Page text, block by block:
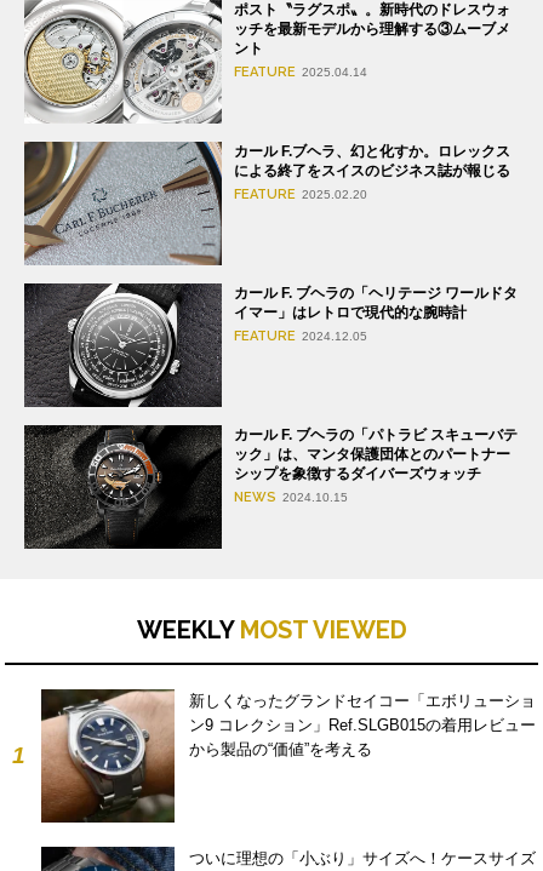
ポスト〝ラグスポ〟。新時代のドレスウォ
ッチを最新モデルから理解する③ムーブメ
ント
FEATURE 2025.04.14
カール F.ブヘラ、幻と化すか。ロレックス
による終了をスイスのビジネス誌が報じる
FEATURE 2025.02.20
カール F. ブヘラの「ヘリテージ ワールドタ
イマー」はレトロで現代的な腕時計
FEATURE 2024.12.05
カール F. ブヘラの「パトラビ スキューバテ
ック」は、マンタ保護団体とのパートナー
シップを象徴するダイバーズウォッチ
NEWS 2024.10.15
WEEKLY MOST VIEWED
1
新しくなったグランドセイコー「エボリューショ
ン9 コレクション」Ref.SLGB015の着用レビュー
から製品の“価値”を考える
ついに理想の「小ぶり」サイズへ！ケースサイズ